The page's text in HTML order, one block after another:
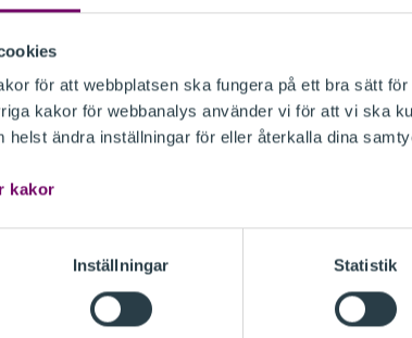
för att webbplatsen ska fungera på ett bra sätt
kakor för webbanalys använder vi för att vi ska
helst ändra inställningar för eller återkalla dina
kakor
Inställningar Statistik
medarbetare på
en repetition inför praktiskt arbete
inom området.